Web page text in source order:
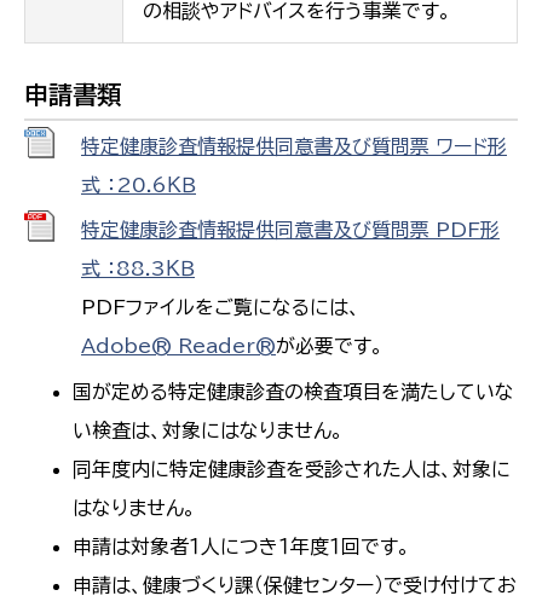
の相談やアドバイスを行う事業です。
申請書類
特定健康診査情報提供同意書及び質問票 ワード形
式 ：20.6ＫＢ
特定健康診査情報提供同意書及び質問票 PDF形
式 ：88.3ＫＢ
PDFファイルをご覧になるには、
Adobe® Reader®が必要です。
国が定める特定健康診査の検査項目を満たしていな
い検査は、対象にはなりません。
同年度内に特定健康診査を受診された人は、対象に
はなりません。
申請は対象者１人につき１年度１回です。
申請は、健康づくり課（保健センター）で受け付けてお